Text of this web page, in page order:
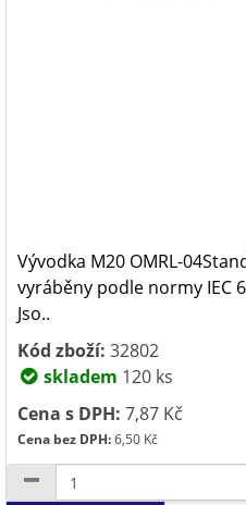
Vývodka M20 OMRL-
vyráběny podle normy IEC
Jso..
Kód zboží: 32802
skladem 120 ks
Cena s DPH: 7,87 Kč
Cena bez DPH:6,50 Kč